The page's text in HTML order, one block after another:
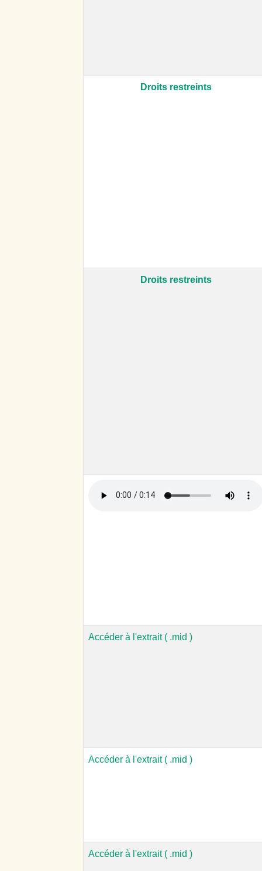
Droits restreints
Droits restreints
Accéder à l'extrait ( .mid )
Accéder à l'extrait ( .mid )
Accéder à l'extrait ( .mid )